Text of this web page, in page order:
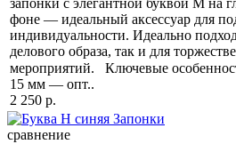
фоне — идеальный аксессуар для
индивидуальности. Идеально
делового образа, так и для
мероприятий. Ключевые
15 мм — опт..
2 250 р.
сравнение